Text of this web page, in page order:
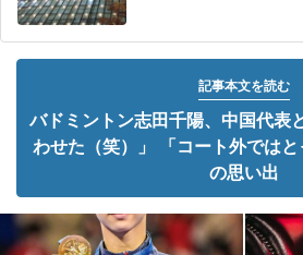
記事本文を読む
バドミントン志田千陽、中国代表
わせた（笑）」 「コート外では
の思い出